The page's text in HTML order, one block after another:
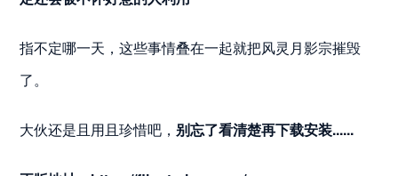
指不定哪一天，这些事情叠在一起就把风灵月影宗摧毁
了。
大伙还是且用且珍惜吧，别忘了看清楚再下载安装......